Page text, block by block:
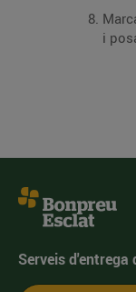
i
Serveis d'entrega